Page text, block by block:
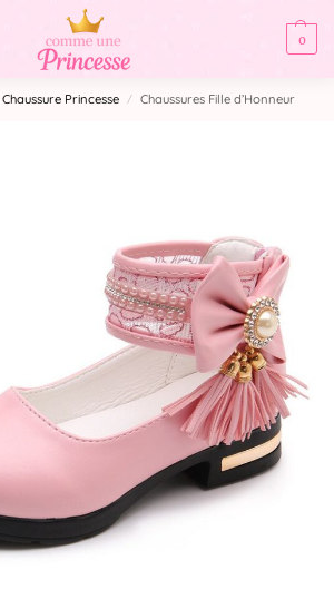
0
Chaussure Princesse / Chaussures Fille d’Honneur